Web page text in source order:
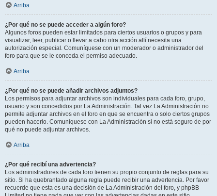
Arriba
¿Por qué no se puede acceder a algún foro?
Algunos foros pueden estar limitados para ciertos usuarios o grupos y para
visualizar, leer, publicar o llevar a cabo otra acción allí necesita una
autorización especial. Comuníquese con un moderador o administrador del
foro para que se le conceda el permiso adecuado.
Arriba
¿Por qué no se puede añadir archivos adjuntos?
Los permisos para adjuntar archivos son individuales para cada foro, grupo,
usuario y son concedidos por La Administración. Tal vez La Administración no
permite adjuntar archivos en el foro en que se encuentra o solo ciertos grupos
pueden hacerlo. Comuníquese con La Administración si no está seguro de por
qué no puede adjuntar archivos.
Arriba
¿Por qué recibí una advertencia?
Los administradores de cada foro tienen su propio conjunto de reglas para su
sitio. Si ha quebrantado alguna regla puede recibir una advertencia. Por favor
recuerde que esta es una decisión de La Administración del foro, y phpBB